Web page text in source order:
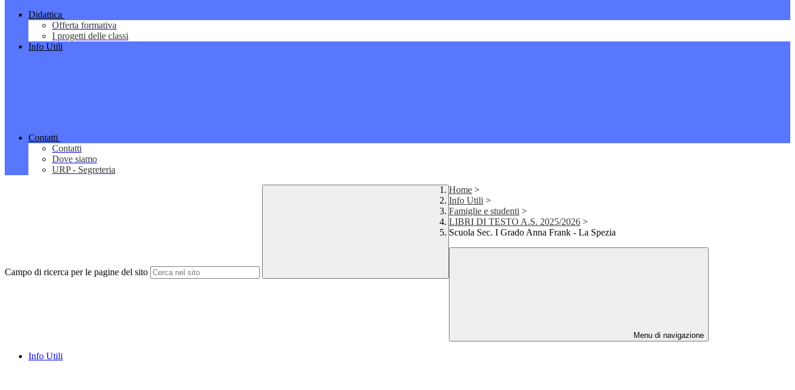
Didattica
Offerta formativa
I progetti delle classi
Info Utili
Contatti
Contatti
Dove siamo
URP - Segreteria
Campo di ricerca per le pagine del sito
Home >
Info Utili >
Famiglie e studenti >
LIBRI DI TESTO A.S. 2025/2026 >
Scuola Sec. I Grado Anna Frank - La Spezia
Menu di navigazione
Info Utili